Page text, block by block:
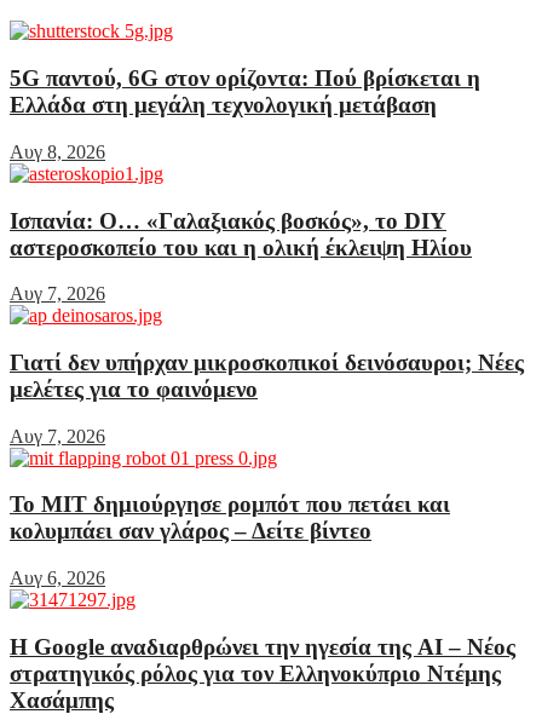
5G παντού, 6G στον ορίζοντα: Πού βρίσκεται η
Ελλάδα στη μεγάλη τεχνολογική μετάβαση
Αυγ 8, 2026
Ισπανία: Ο… «Γαλαξιακός βοσκός», το DIY
αστεροσκοπείο του και η ολική έκλειψη Ηλίου
Αυγ 7, 2026
Γιατί δεν υπήρχαν μικροσκοπικοί δεινόσαυροι; Νέες
μελέτες για το φαινόμενο
Αυγ 7, 2026
Το MIT δημιούργησε ρομπότ που πετάει και
κολυμπάει σαν γλάρος – Δείτε βίντεο
Αυγ 6, 2026
Η Google αναδιαρθρώνει την ηγεσία της AI – Νέος
στρατηγικός ρόλος για τον Ελληνοκύπριο Ντέμης
Χασάμπης